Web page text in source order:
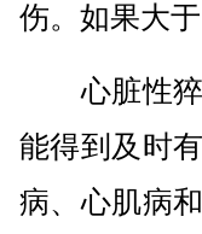
伤。如果大
心脏性猝
能得到及时
病、心肌病